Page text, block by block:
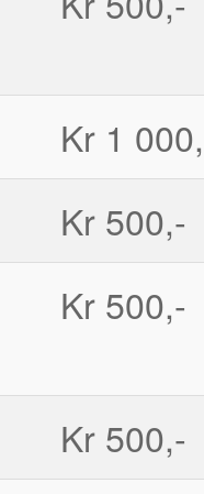
Kr 1
Kr 500,-
Kr 500,-
Kr 500,-